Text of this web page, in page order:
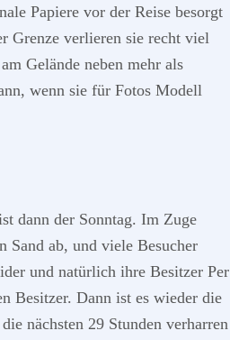
Papiere vor der Reise besorgt
Grenze verlieren sie recht viel
Gelände neben mehr als
wenn sie für Fotos Modell
dann der Sonntag. Im Zuge
Sand ab, und viele Besucher
und natürlich ihre Besitzer Per
Besitzer. Dann ist es wieder die
nächsten 29 Stunden verharren